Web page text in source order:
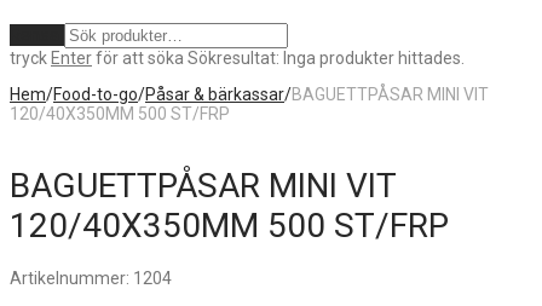
tryck Enterför att söka Sökresultat: Inga produkter hittades.
Hem/Food-to-go/Påsar & bärkassar/BAGUETTPÅSAR MINI VIT
120/40X350MM 500 ST/FRP
BAGUETTPÅSAR MINI VIT
120/40X350MM 500 ST/FRP
Artikelnummer: 1204